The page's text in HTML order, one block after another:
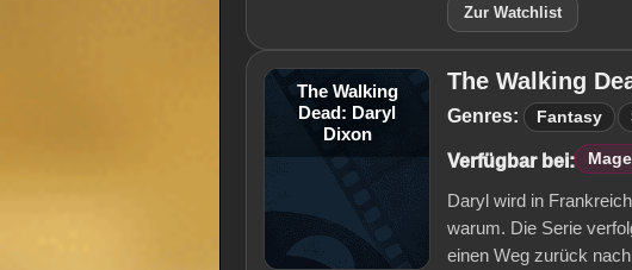
Zur Watchlist
The Walking
Dead: Daryl
Dixon
The Walking
Genres: Fantasy
Verfügbar bei:
Daryl wird in
warum. Die Serie
einen Weg zurück